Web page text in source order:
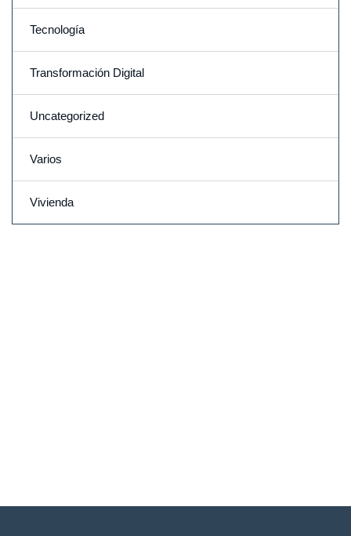
Tecnología
Transformación Digital
Uncategorized
Varios
Vivienda